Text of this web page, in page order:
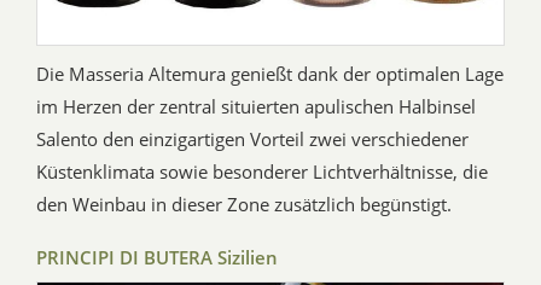
Die Masseria Altemura genießt dank der optimalen Lage
im Herzen der zentral situierten apulischen Halbinsel
Salento den einzigartigen Vorteil zwei verschiedener
Küstenklimata sowie besonderer Lichtverhältnisse, die
den Weinbau in dieser Zone zusätzlich begünstigt.
PRINCIPI DI BUTERA Sizilien